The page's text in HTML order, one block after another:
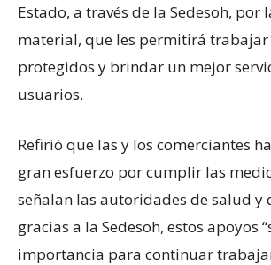
Estado, a través de la Sedesoh, por
material, que les permitirá trabajar
protegidos y brindar un mejor
usuarios.
Refirió que las y los comerciantes
gran esfuerzo por cumplir las
señalan las autoridades de salud y
gracias a la Sedesoh, estos apoyos
importancia para continuar